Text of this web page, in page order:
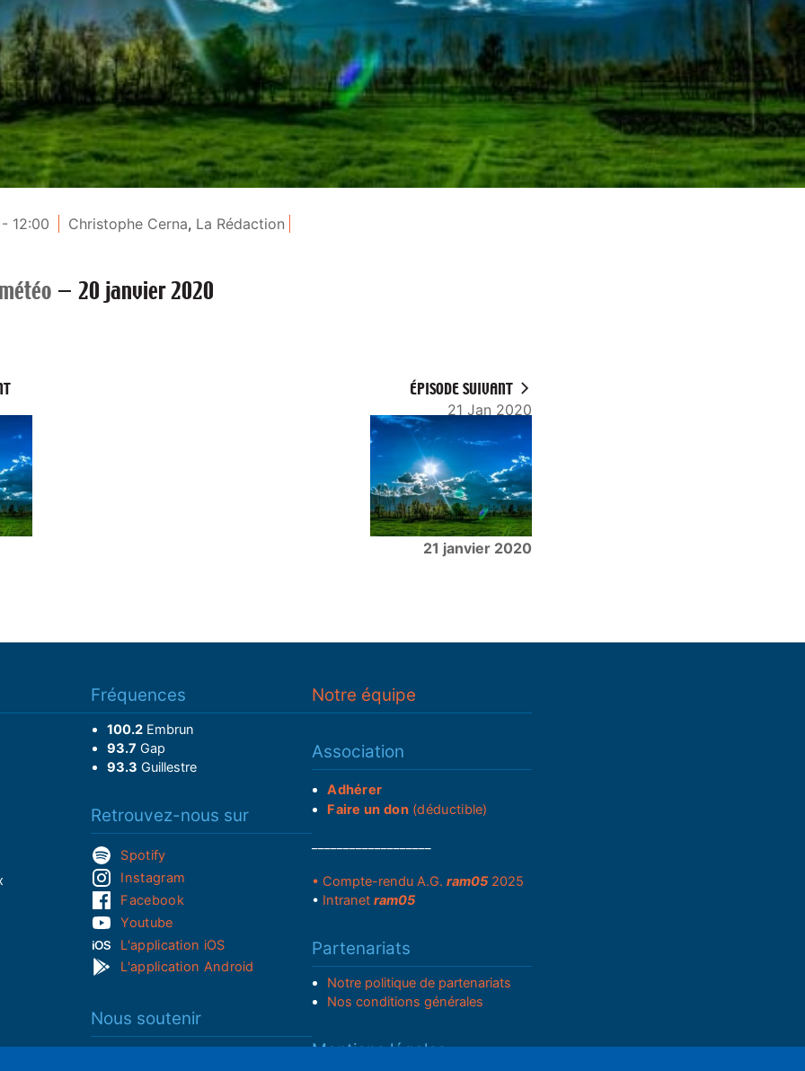
12:00 Christophe Cerna, La Rédaction
— 20 janvier 2020
ÉPISODE SUIVANT
21 Jan 2020
21 janvier 2020
Fréquences
100.2Embrun
93.7 Gap
93.3 Guillestre
Retrouvez-nous sur
Spotify
Instagram
Facebook
Youtube
L'application iOS
L'application Android
Nous soutenir
Notre équipe
Association
Adhérer
Faire un don(déductible)
• Compte-rendu A.G. ram052025
• Intranet ram05
Partenariats
Notre politique de partenariats
Nos conditions générales
Mentions légales